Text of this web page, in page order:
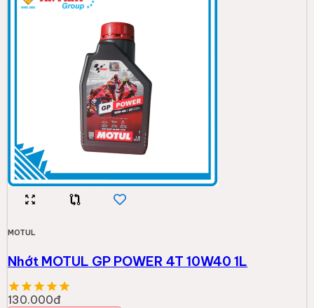
MOTUL
Nhớt MOTUL GP POWER 4T 10W40 1L
130.000đ